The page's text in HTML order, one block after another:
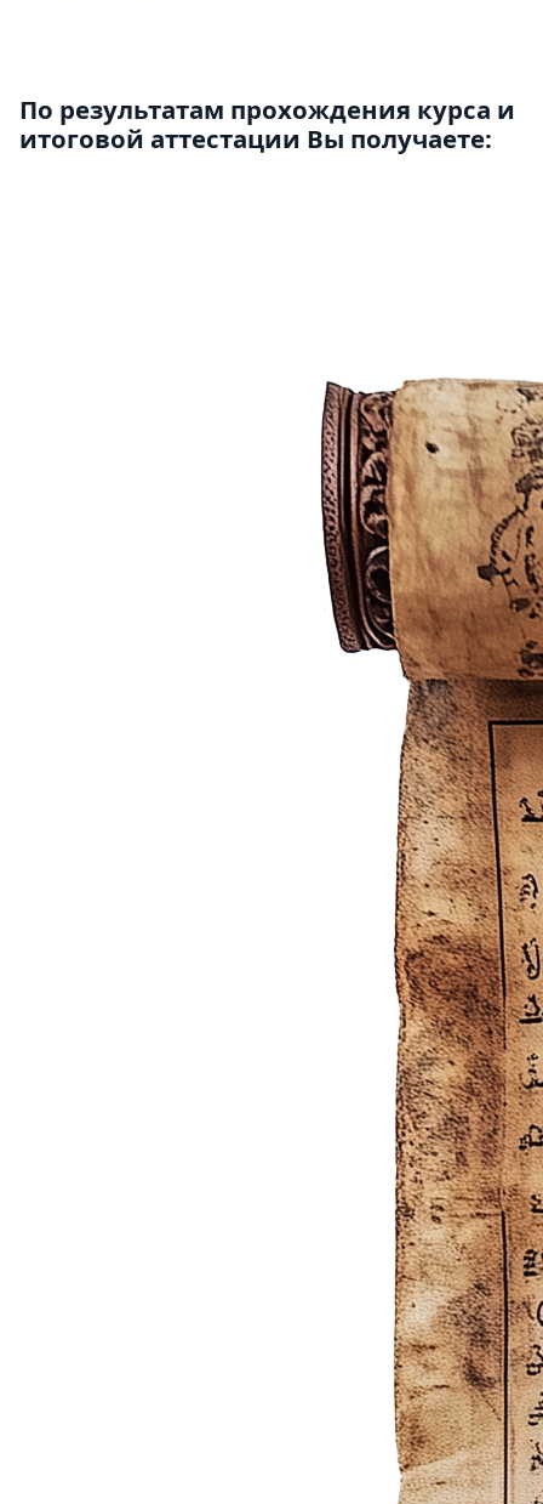
По результатам прохождения курса и
итоговой аттестации Вы получаете: